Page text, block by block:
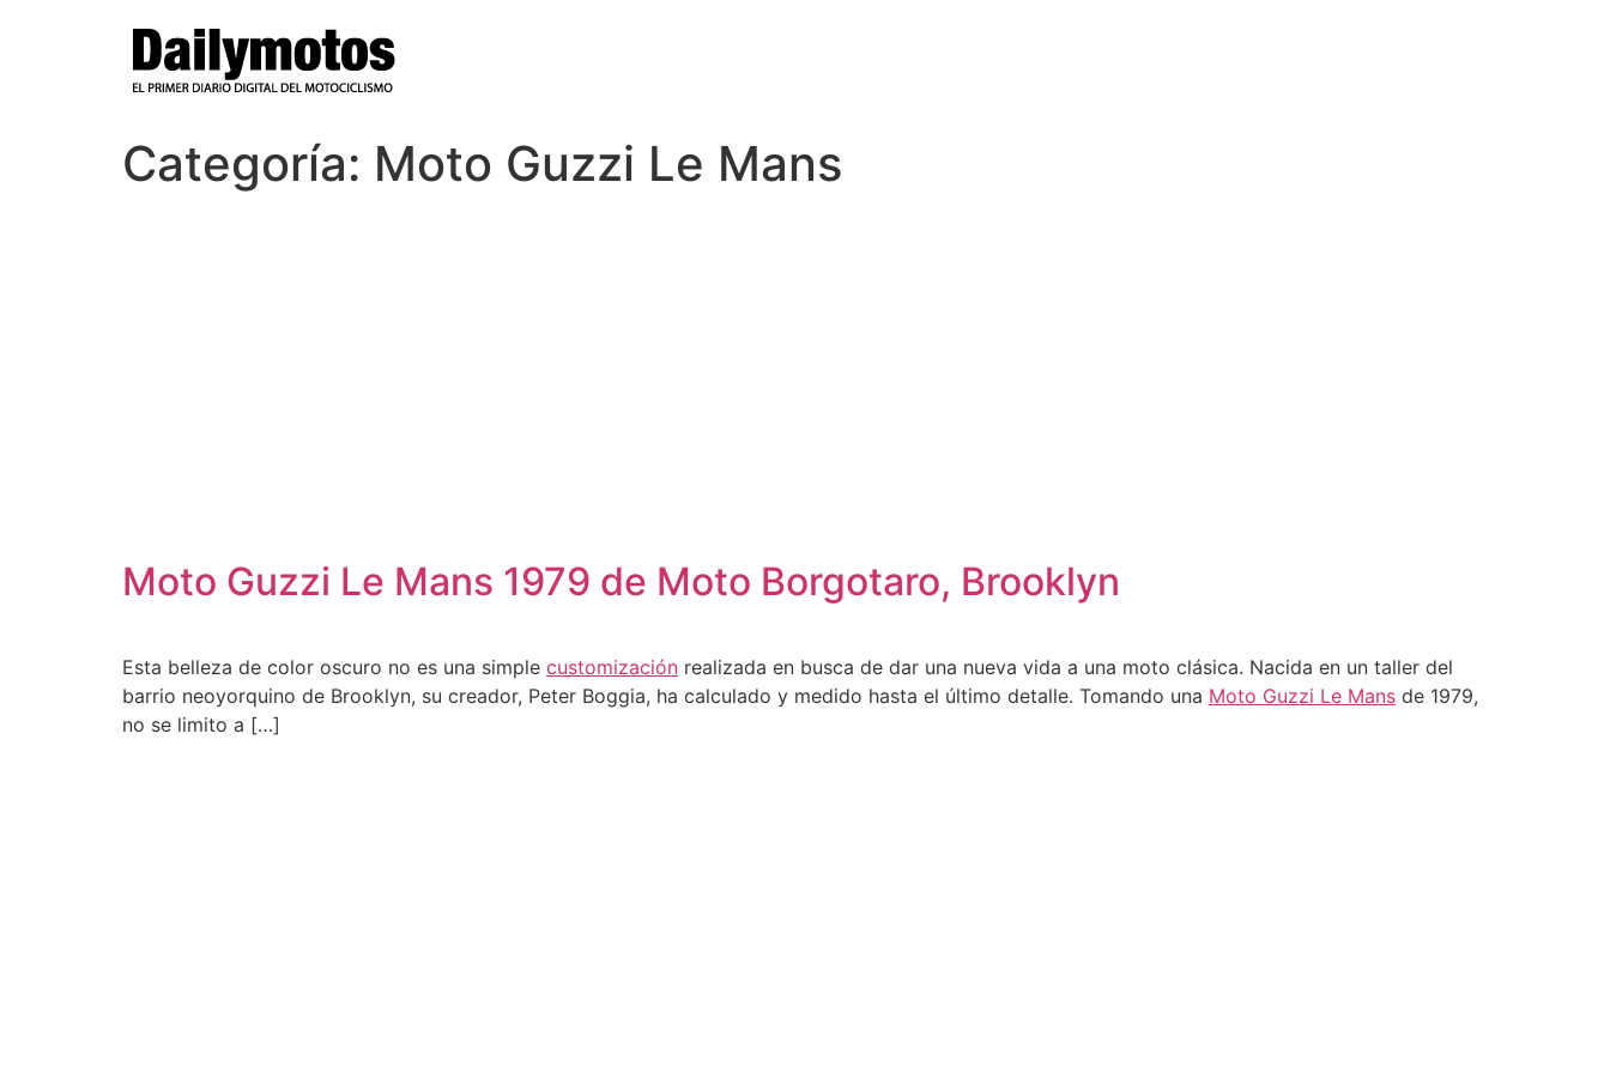
Categoría: Moto Guzzi Le Mans
Moto Guzzi Le Mans 1979 de Moto Borgotaro, Brooklyn
Esta belleza de color oscuro no es una simple customización realizada en busca de dar una nueva vida a una moto clásica. Nacida en un taller del
barrio neoyorquino de Brooklyn, su creador, Peter Boggia, ha calculado y medido hasta el último detalle. Tomando una Moto Guzzi Le Mans de 1979,
no se limito a […]